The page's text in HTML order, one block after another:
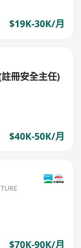
$19K-30K/月
冊安全主任)
$40K-50K/月
$70K-90K/月